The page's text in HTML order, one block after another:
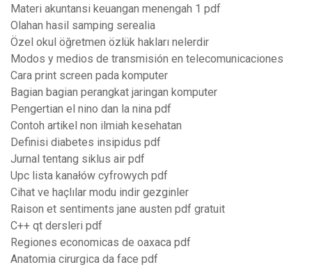
Materi akuntansi keuangan menengah 1 pdf
Olahan hasil samping serealia
Özel okul öğretmen özlük hakları nelerdir
Modos y medios de transmisión en telecomunicaciones
Cara print screen pada komputer
Bagian bagian perangkat jaringan komputer
Pengertian el nino dan la nina pdf
Contoh artikel non ilmiah kesehatan
Definisi diabetes insipidus pdf
Jurnal tentang siklus air pdf
Upc lista kanałów cyfrowych pdf
Cihat ve haçlılar modu indir gezginler
Raison et sentiments jane austen pdf gratuit
C++ qt dersleri pdf
Regiones economicas de oaxaca pdf
Anatomia cirurgica da face pdf